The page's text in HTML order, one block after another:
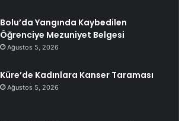
Bolu’da Yangında Kaybedilen
Öğrenciye Mezuniyet Belgesi
Ağustos 5, 2026
Küre’de Kadınlara Kanser Taraması
Ağustos 5, 2026